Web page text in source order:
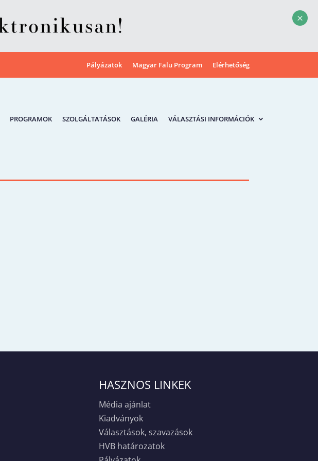
M
Pályázatok Magyar Falu Program Elérhetőség
PROGRAMOK SZOLGÁLTATÁSOK GALÉRIA VÁLASZTÁSI INFORMÁCIÓK
HASZNOS LINKEK
Média ajánlat
Kiadványok
Választások, szavazások
HVB határozatok